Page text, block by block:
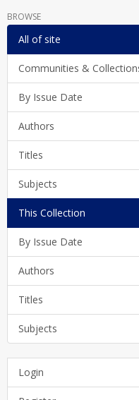
BROWSE
All of site
Communities &
By Issue Date
Authors
Titles
Subjects
This Collection
By Issue Date
Authors
Titles
Subjects
Login